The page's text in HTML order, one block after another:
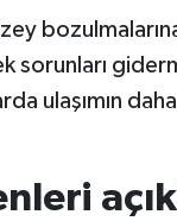
ulaşımın